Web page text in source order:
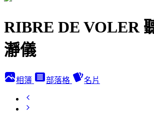
RIBRE DE VOLER
瀞儀
相簿 部落格 名片